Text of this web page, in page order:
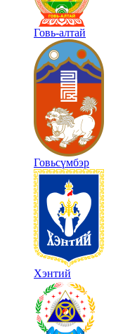
Говь-алтай
Говьсүмбэр
Хэнтий